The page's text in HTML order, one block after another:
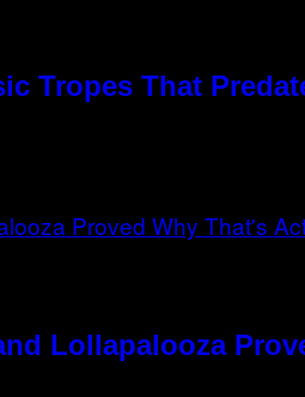
Tropes That
Lollapalooza